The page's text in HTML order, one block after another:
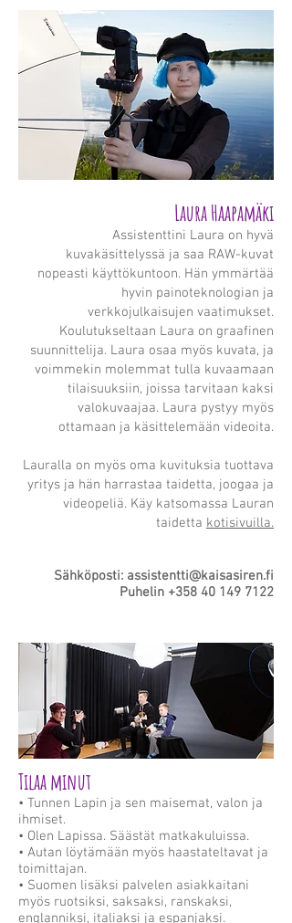
Laura Haapamäki
Assistenttini Laura on hyvä
kuvakäsittelyssä ja saa RAW-kuvat
nopeasti käyttökuntoon. Hän ymmärtää
hyvin painoteknologian ja
verkkojulkaisujen vaatimukset.
Koulutukseltaan Laura on graafinen
suunnittelija. Laura osaa myös kuvata, ja
voimmekin molemmat tulla kuvaamaan
tilaisuuksiin, joissa tarvitaan kaksi
valokuvaajaa.​ Laura pystyy myös
ottamaan ja käsittelemään videoita.
Lauralla on myös oma kuvituksia tuottava
yritys ja hän harrastaa taidetta, joogaa ja
videopeliä. Käy katsomassa Lauran
taidetta kotisivuilla.
Sähköposti: assistentti@kaisasiren.fi
Puhelin +358 40 149 7122
Tilaa minut
• Tunnen Lapin ja sen maisemat, valon ja
ihmiset.
• Olen Lapissa. Säästät matkakuluissa.
• Autan löytämään myös haastateltavat ja
toimittajan.
• Suomen lisäksi palvelen asiakkaitani
myös ruotsiksi, saksaksi, ranskaksi,
englanniksi, italiaksi ja espanjaksi.